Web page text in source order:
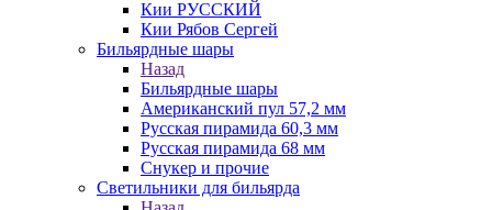
Кии РУССКИЙ
Кии Рябов Сергей
Бильярдные шары
Назад
Бильярдные шары
Американский пул 57,2 мм
Русская пирамида 60,3 мм
Русская пирамида 68 мм
Снукер и прочие
Светильники для бильярда